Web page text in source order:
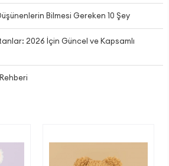
Bilmesi Gereken 10 Şey
2026 İçin Güncel ve Kapsamlı